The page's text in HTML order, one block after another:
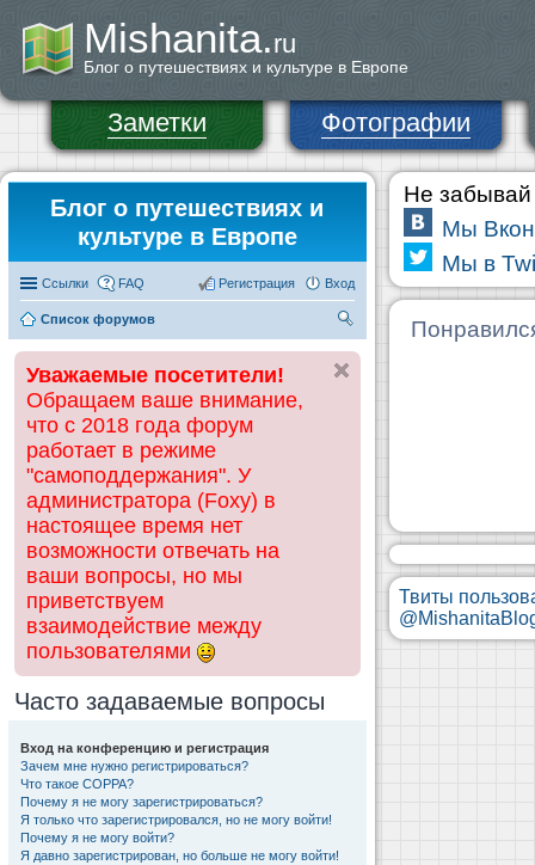
Mishanita.ru
Блог о путешествиях и культуре в Европе
Заметки Фотографии
Блог о путешествиях и
культуре в Европе
Ссылки FAQ Вход
Регистрация
Список форумов
ск
Уважаемые посетители!
Обращаем ваше внимание,
что с 2018 года форум
работает в режиме
"самоподдержания". У
администратора (Foxy) в
настоящее время нет
возможности отвечать на
ваши вопросы, но мы
приветствуем
взаимодействие между
пользователями
Часто задаваемые вопросы
Вход на конференцию и регистрация
Зачем мне нужно регистрироваться?
Что такое COPPA?
Почему я не могу зарегистрироваться?
Я только что зарегистрировался, но не могу войти!
Почему я не могу войти?
Я давно зарегистрирован, но больше не могу войти!
Не забывай
Мы
Мы в
Твиты